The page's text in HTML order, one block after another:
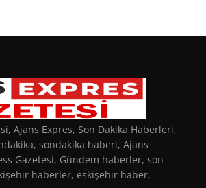
Ajans Expres, Son Dakika Haberleri,
sondakika haberi, Ajans
Gazetesi, Gündem haberler, son
haberler, eskişehir haber,